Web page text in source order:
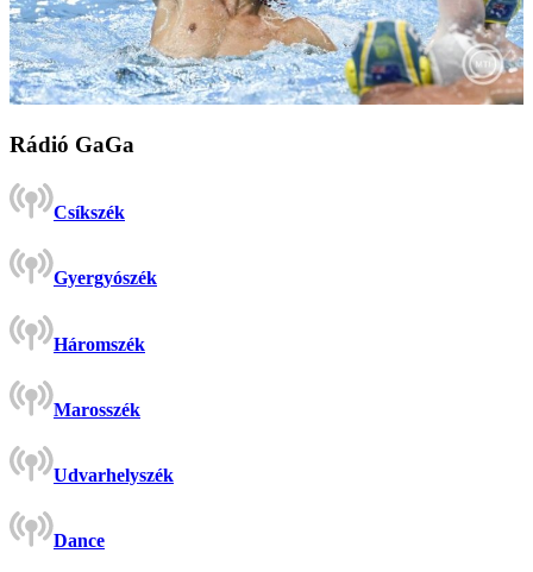
Rádió GaGa
Csíkszék
Gyergyószék
Háromszék
Marosszék
Udvarhelyszék
Dance